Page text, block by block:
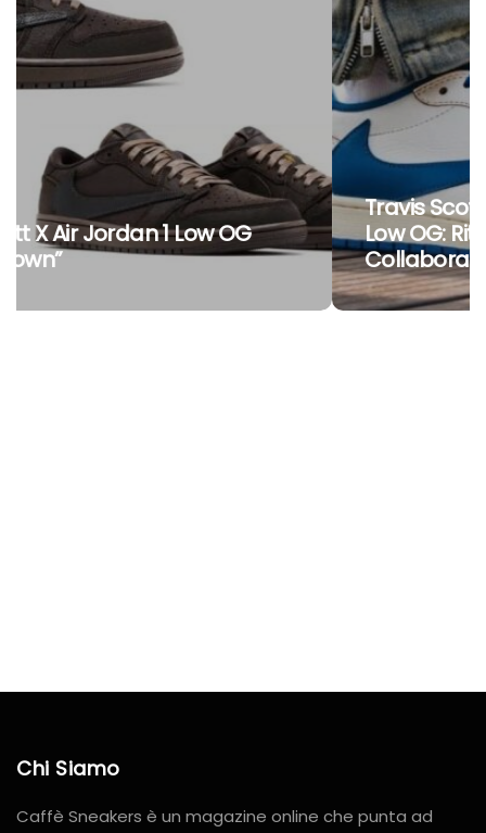
Travis Scott X Fragment X Air Jordan 1
Low OG: Ritorna La Tripla
Collaborazione
Chi Siamo
Caffè Sneakers è un magazine online che punta ad